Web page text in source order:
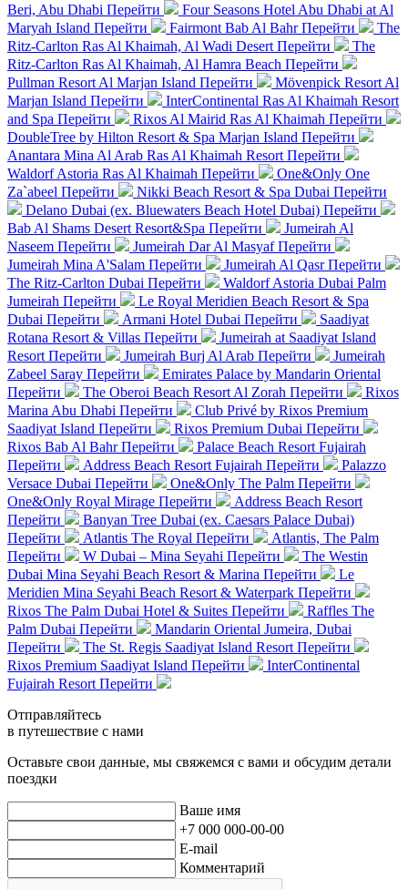
Beri, Abu Dhabi Перейти
Four Seasons Hotel Abu Dhabi at Al
Maryah Island Перейти Fairmont Bab Al Bahr Перейти
The
Ritz-Carlton Ras Al Khaimah, Al Wadi Desert Перейти
The
Ritz-Carlton Ras Al Khaimah, Al Hamra Beach Перейти
Pullman Resort Al Marjan Island Перейти
Mövenpick Resort Al
Marjan Island Перейти
InterContinental Ras Al Khaimah Resort
and Spa Перейти Rixos Al Mairid Ras Al Khaimah Перейти
DoubleTree by Hilton Resort & Spa Marjan Island Перейти
Anantara Mina Al Arab Ras Al Khaimah Resort Перейти
Waldorf Astoria Ras Al Khaimah Перейти
One&Only One
Za`abeel Перейти Nikki Beach Resort & Spa Dubai Перейти
Delano Dubai (ex. Bluewaters Beach Hotel Dubai) Перейти
Bab Al Shams Desert Resort&Spa Перейти
Jumeirah Al
Naseem Перейти Jumeirah Dar Al Masyaf Перейти
Jumeirah Mina A'Salam Перейти Jumeirah Al Qasr Перейти
The Ritz-Carlton Dubai Перейти
Waldorf Astoria Dubai Palm
Jumeirah Перейти
Le Royal Meridien Beach Resort & Spa
Dubai Перейти Armani Hotel Dubai Перейти
Saadiyat
Rotana Resort & Villas Перейти
Jumeirah at Saadiyat Island
Resort Перейти Jumeirah Burj Al Arab Перейти
Jumeirah
Zabeel Saray Перейти
Emirates Palace by Mandarin Oriental
Перейти
The Oberoi Beach Resort Al Zorah Перейти
Rixos
Marina Abu Dhabi Перейти
Club Privé by Rixos Premium
Saadiyat Island Перейти Rixos Premium Dubai Перейти
Rixos Bab Al Bahr Перейти
Palace Beach Resort Fujairah
Перейти
Address Beach Resort Fujairah Перейти
Palazzo
Versace Dubai Перейти One&Only The Palm Перейти
One&Only Royal Mirage Перейти
Address Beach Resort
Перейти
Banyan Tree Dubai (ex. Caesars Palace Dubai)
Перейти
Atlantis The Royal Перейти
Atlantis, The Palm
Перейти
W Dubai – Mina Seyahi Перейти
The Westin
Dubai Mina Seyahi Beach Resort & Marina Перейти
Le
Meridien Mina Seyahi Beach Resort & Waterpark Перейти
Rixos The Palm Dubai Hotel & Suites Перейти
Raffles The
Palm Dubai Перейти
Mandarin Oriental Jumeira, Dubai
Перейти
The St. Regis Saadiyat Island Resort Перейти
Rixos Premium Saadiyat Island Перейти
InterContinental
Fujairah Resort Перейти
Отправляйтесь
в путешествие с нами
Оставьте свои данные, мы свяжемся с вами и обсудим детали
поездки
Ваше имя
+7 000 000-00-00
E-mail
Комментарий